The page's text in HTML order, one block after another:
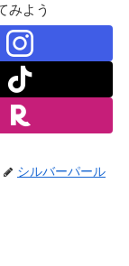
みよう
シルバーパール